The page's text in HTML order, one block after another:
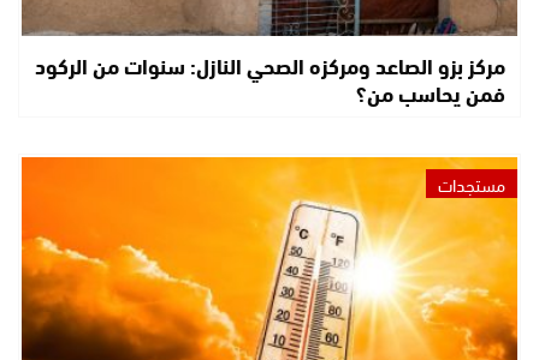
مركز بزو الصاعد ومركزه الصحي النازل: سنوات من الركود
فمن يحاسب من؟
مستجدات